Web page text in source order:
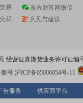
易
易
东方财富网微信
意见与建议
经营证券期货业务许可证编
号:沪ICP备05006054号-11
告服务 供应商平台